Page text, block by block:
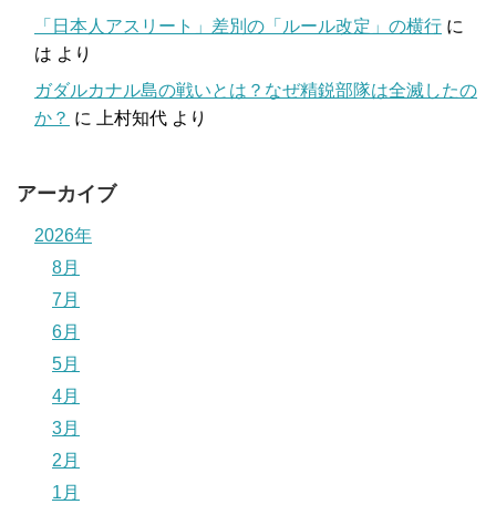
「日本人アスリート」差別の「ルール改定」の横行 に
は より
ガダルカナル島の戦いとは？なぜ精鋭部隊は全滅したの
か？ に 上村知代 より
アーカイブ
2026年
8月
7月
6月
5月
4月
3月
2月
1月